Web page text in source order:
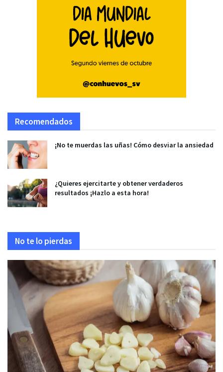
Recomendados
¡No te muerdas las uñas! Cómo desviar la ansiedad
¿Quieres ejercitarte y obtener verdaderos
resultados ¡Hazlo a esta hora!
No te lo pierdas